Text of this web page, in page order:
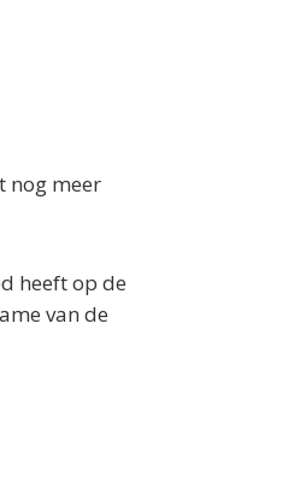
nog meer
heeft op de
van de